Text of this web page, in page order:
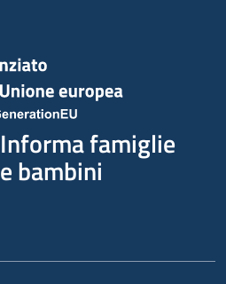
Informa famiglie
e bambini